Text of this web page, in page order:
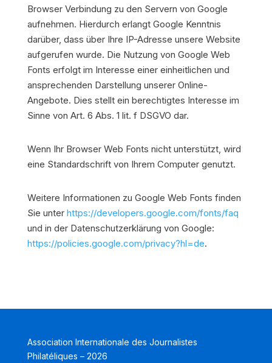
Browser Verbindung zu den Servern von Google
aufnehmen. Hierdurch erlangt Google Kenntnis
darüber, dass über Ihre IP-Adresse unsere Website
aufgerufen wurde. Die Nutzung von Google Web
Fonts erfolgt im Interesse einer einheitlichen und
ansprechenden Darstellung unserer Online-
Angebote. Dies stellt ein berechtigtes Interesse im
Sinne von Art. 6 Abs. 1 lit. f DSGVO dar.
Wenn Ihr Browser Web Fonts nicht unterstützt, wird
eine Standardschrift von Ihrem Computer genutzt.
Weitere Informationen zu Google Web Fonts finden
Sie unter https://developers.google.com/fonts/faq
und in der Datenschutzerklärung von Google:
https://policies.google.com/privacy?hl=de.
Association Internationale des Journalistes
Philatéliques – 2026